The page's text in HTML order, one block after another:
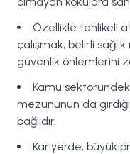
Özellikle tehlikeli
çalışmak, belirli
güvenlik önlemlerini
Kamu
mezununun da girdiği
bağlıdır.
Kariyerde, büyük